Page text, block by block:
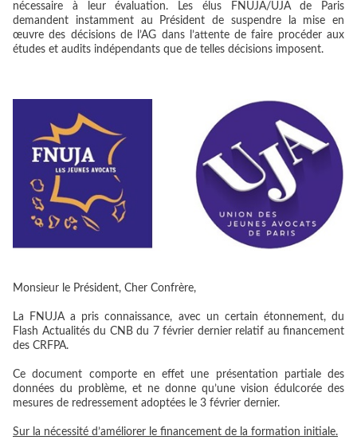
nécessaire à leur évaluation. Les élus FNUJA/UJA de Paris
demandent instamment au Président de suspendre la mise en
œuvre des décisions de l’AG dans l’attente de faire procéder aux
études et audits indépendants que de telles décisions imposent.
Monsieur le Président, Cher Confrère,
La FNUJA a pris connaissance, avec un certain étonnement, du
Flash Actualités du CNB du 7 février dernier relatif au financement
des CRFPA.
Ce document comporte en effet une présentation partiale des
données du problème, et ne donne qu’une vision édulcorée des
mesures de redressement adoptées le 3 février dernier.
Sur la nécessité d’améliorer le financement de la formation initiale.